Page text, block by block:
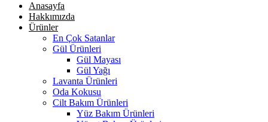
Anasayfa
Hakkımızda
Ürünler
En Çok Satanlar
Gül Ürünleri
Gül Mayası
Gül Yağı
Lavanta Ürünleri
Oda Kokusu
Cilt Bakım Ürünleri
Yüz Bakım Ürünleri